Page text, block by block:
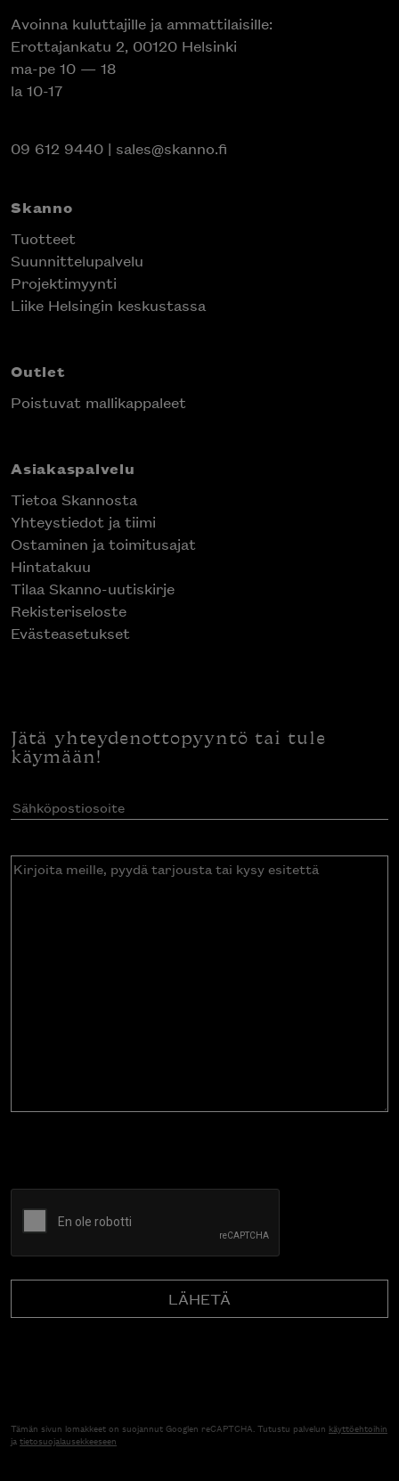
Avoinna kuluttajille ja ammattilaisille:
Erottajankatu 2, 00120 Helsinki
ma-pe 10 — 18
la 10-17
09 612 9440 | sales@skanno.fi
Skanno
Tuotteet
Suunnittelupalvelu
Projektimyynti
Liike Helsingin keskustassa
Outlet
Poistuvat mallikappaleet
Asiakaspalvelu
Tietoa Skannosta
Yhteystiedot ja tiimi
Ostaminen ja toimitusajat
Hintatakuu
Tilaa Skanno-uutiskirje
Rekisteriseloste
Evästeasetukset
Jätä yhteydenottopyyntö tai tule
käymään!
Sähköpostiosoite(Pakollinen)
Kirjoita
Tämän sivun lomakkeet on suojannut Googlen reCAPTCHA. Tutustu palvelun käyttöehtoihin
jatietosuojalausekkeeseen